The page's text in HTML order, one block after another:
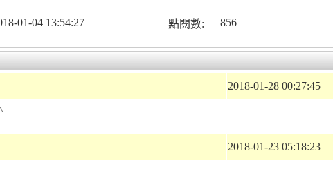
01-04 13:54:27 點閱數: 856
2018-01-28 00:27:45
2018-01-23 05:18:23